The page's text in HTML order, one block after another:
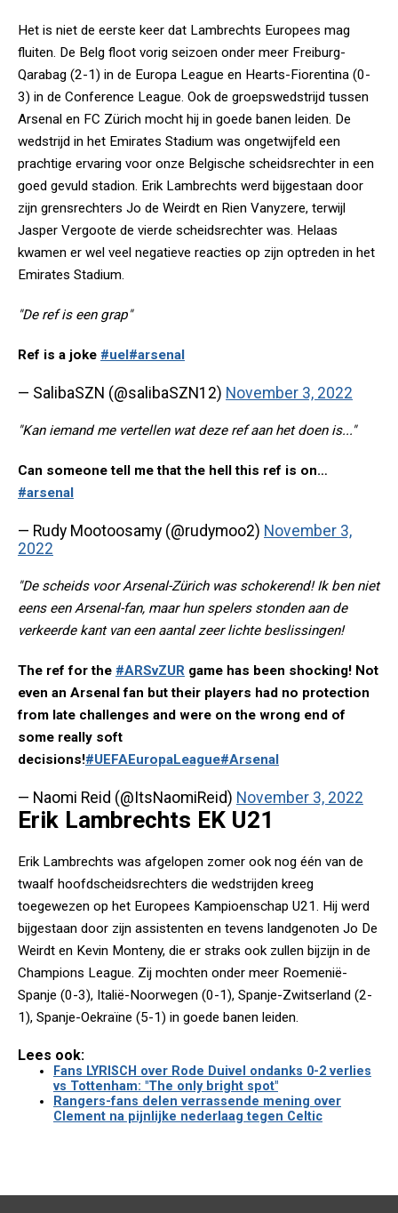
Het is niet de eerste keer dat Lambrechts Europees mag
fluiten. De Belg floot vorig seizoen onder meer Freiburg-
Qarabag (2-1) in de Europa League en Hearts-Fiorentina (0-
3) in de Conference League. Ook de groepswedstrijd tussen
Arsenal en FC Zürich mocht hij in goede banen leiden. De
wedstrijd in het Emirates Stadium was ongetwijfeld een
prachtige ervaring voor onze Belgische scheidsrechter in een
goed gevuld stadion. Erik Lambrechts werd bijgestaan door
zijn grensrechters Jo de Weirdt en Rien Vanyzere, terwijl
Jasper Vergoote de vierde scheidsrechter was. Helaas
kwamen er wel veel negatieve reacties op zijn optreden in het
Emirates Stadium.
"De ref is een grap"
Ref is a joke #uel#arsenal
— SalibaSZN (@salibaSZN12) November 3, 2022
"Kan iemand me vertellen wat deze ref aan het doen is..."
Can someone tell me that the hell this ref is on…
#arsenal
— Rudy Mootoosamy (@rudymoo2) November 3,
2022
"De scheids voor Arsenal-Zürich was schokerend! Ik ben niet
eens een Arsenal-fan, maar hun spelers stonden aan de
verkeerde kant van een aantal zeer lichte beslissingen!
The ref for the #ARSvZUR game has been shocking! Not
even an Arsenal fan but their players had no protection
from late challenges and were on the wrong end of
some really soft
decisions!#UEFAEuropaLeague#Arsenal
— Naomi Reid (@ItsNaomiReid) November 3, 2022
Erik Lambrechts EK U21
Erik Lambrechts was afgelopen zomer ook nog één van de
twaalf hoofdscheidsrechters die wedstrijden kreeg
toegewezen op het Europees Kampioenschap U21. Hij werd
bijgestaan door zijn assistenten en tevens landgenoten Jo De
Weirdt en Kevin Monteny, die er straks ook zullen bijzijn in de
Champions League. Zij mochten onder meer Roemenië-
Spanje (0-3), Italië-Noorwegen (0-1), Spanje-Zwitserland (2-
1), Spanje-Oekraïne (5-1) in goede banen leiden.
Lees ook:
Fans LYRISCH over Rode Duivel ondanks 0-2 verlies
vs Tottenham: "The only bright spot"
Rangers-fans delen verrassende mening over
Clement na pijnlijke nederlaag tegen Celtic